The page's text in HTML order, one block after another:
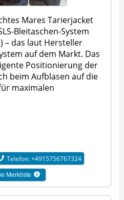
Mares Tarierjacket
Bleitaschen-System
– das laut Hersteller
auf dem Markt. Das
Positionierung der
beim Aufblasen auf die
maximalen
Telefon: +4915756767324
Merkliste